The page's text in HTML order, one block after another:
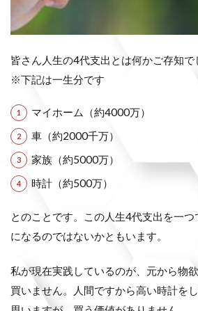
皆さん人生の4代支出とは何かご存知で
※下記は一生分です
マイホーム（約4000万）
車（約2000千万）
家族（約5000万）
時計（約500万）
とのことです。この人生4代支出を一
になるのではないかともいます。
私が現在実践しているのが、元から物
買いません。人間ですから高い時計を